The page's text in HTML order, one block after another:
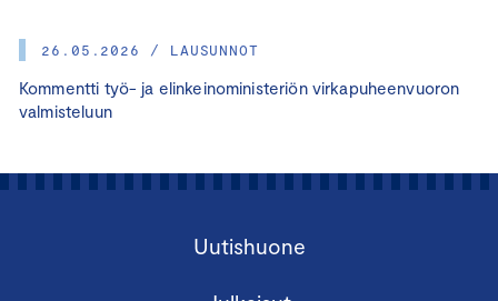
26.05.2026 / LAUSUNNOT
Kommentti työ- ja elinkeinoministeriön virkapuheenvuoron
valmisteluun
Uutishuone